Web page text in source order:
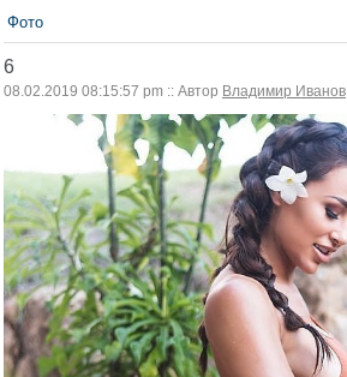
Фото
6
08.02.2019 08:15:57 pm :: Автор Владимир Иванов